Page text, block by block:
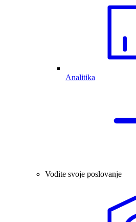
Analitika
Vodite svoje poslovanje